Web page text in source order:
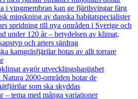
i vingmembran kan ge fjärilsvingar färg
minskning av danska habitatspecialister
spridning till nya områden i Sverige och
under 120 år– betydelsen av klimat,
och arters särdrag
kamgräsfjärilar hotas av allt torrare
avgör utvecklingshastighet
Natura 2000-områden hotar de
som ska skyddas
– tema med många variationer